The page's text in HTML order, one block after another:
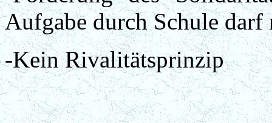
Aufgabe durch Schule
-Kein Rivalitätsprinzip